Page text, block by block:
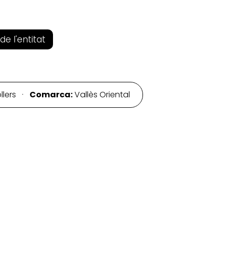
l'entitat
· Comarca:Vallès Oriental